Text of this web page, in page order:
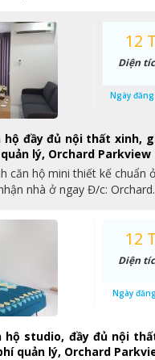
hộ đầy đủ nội thất xinh,
lý, Orchard Parkview
căn hộ mini thiết kế chuẩn
nhà ở ngay Đ/c:
12
Diện
Ngày đăng:
hộ studio, đầy đủ nội
quản lý, Orchard
12
Diện
Ngày